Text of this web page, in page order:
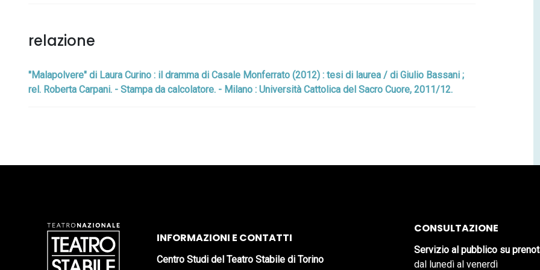
relazione
"Malapolvere" di Laura Curino : il dramma di Casale Monferrato (2012) : tesi di laurea / di Giulio Bassani ;
rel. Roberta Carpani. - Stampa da calcolatore. - Milano : Università Cattolica del Sacro Cuore, 2011/12.
INFORMAZIONI E CONTATTI
Centro Studi del Teatro Stabile di Torino
CONSULTAZIONE
Servizio al pubblico su
dal lunedì al venerdì